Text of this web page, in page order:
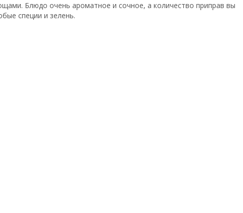
Блюдо очень ароматное и сочное, а количество приправ вы
специи и зелень.